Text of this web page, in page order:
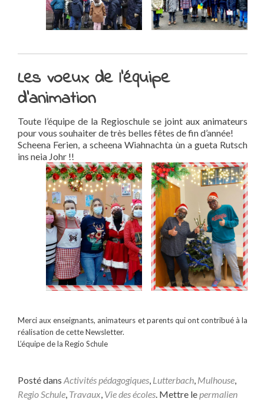
Les voeux de l’équipe
d’animation
Toute l’équipe de la Regioschule se joint aux animateurs
pour vous souhaiter de très belles fêtes de fin d’année!
Scheena Ferien, a scheena Wiahnachta ùn a gueta Rutsch
ins neia Johr !!
Merci aux enseignants, animateurs et parents qui ont contribué à la
réalisation de cette Newsletter.
L’équipe de la Regio Schule
Posté dans Activités pédagogiques Lutterbach Mulhouse
Regio Schule Travaux Vie des écoles . Mettre le permalien